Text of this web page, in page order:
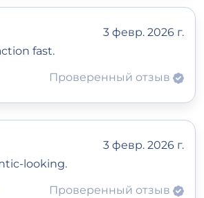
3 февр. 2026 г.
fast.
Проверенный отзыв
3 февр. 2026 г.
looking.
Проверенный отзыв